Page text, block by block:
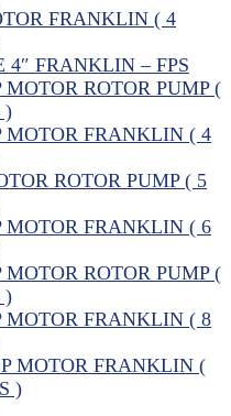
FRANKLIN ( 4
4″ FRANKLIN – FPS
ROTOR PUMP (
)
MOTOR FRANKLIN ( 4
ROTOR PUMP ( 5
MOTOR FRANKLIN ( 6
ROTOR PUMP (
)
MOTOR FRANKLIN ( 8
MOTOR FRANKLIN (
)